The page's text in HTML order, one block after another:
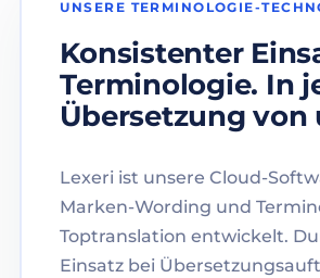
UNSERE TERMINOLOGIE-
Konsistenter
Terminologie. In
Übersetzung von
Lexeri ist unsere Cloud-
Marken-Wording und
Toptranslation entwickelt.
Einsatz bei